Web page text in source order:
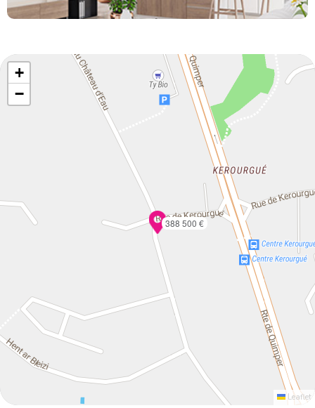
388 500 €
+
−
Leaflet